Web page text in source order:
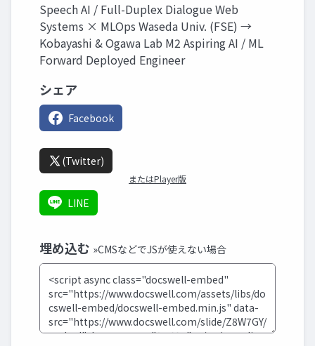
Speech AI / Full-Duplex Dialogue Web
Systems × MLOps Waseda Univ. (FSE) →
Kobayashi & Ogawa Lab M2 Aspiring AI / ML
Forward Deployed Engineer
シェア
Facebook
(Twitter)
またはPlayer版
LINE
埋め込む »CMSなどでJSが使えない場合